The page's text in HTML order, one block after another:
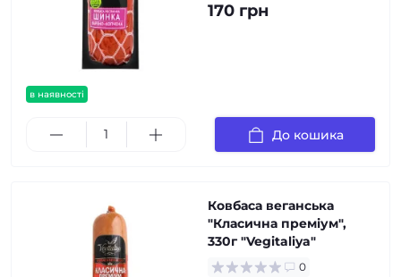
в наявності
170 грн
До кошика
Ковбаса веганська
"Класична преміум",
330г "Vegitaliya"
0